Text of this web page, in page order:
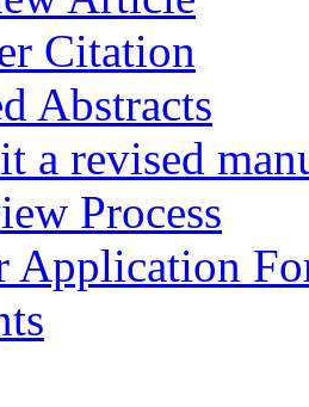
Citation
Abstracts
a revised
Process
Application